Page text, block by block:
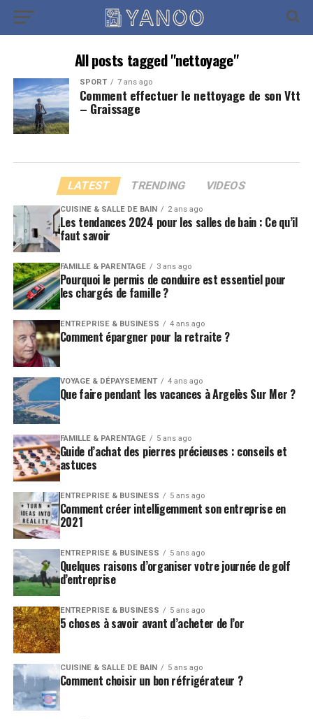
All posts tagged "nettoyage"
SPORT 7 ans ago
Comment effectuer le nettoyage de son Vtt
– Graissage
LATEST TRENDING VIDEOS
CUISINE & SALLE DE BAIN 2 ans ago
Les tendances 2024 pour les salles de bain : Ce qu’il
faut savoir
FAMILLE & PARENTAGE 3 ans ago
Pourquoi le permis de conduire est essentiel pour
les chargés de famille ?
ENTREPRISE & BUSINESS 4 ans ago
Comment épargner pour la retraite ?
VOYAGE & DÉPAYSEMENT 4 ans ago
Que faire pendant les vacances à Argelès Sur Mer ?
FAMILLE & PARENTAGE 5 ans ago
Guide d’achat des pierres précieuses : conseils et
astuces
ENTREPRISE & BUSINESS 5 ans ago
Comment créer intelligemment son entreprise en
2021
ENTREPRISE & BUSINESS 5 ans ago
Quelques raisons d’organiser votre journée de golf
d’entreprise
ENTREPRISE & BUSINESS 5 ans ago
5 choses à savoir avant d’acheter de l’or
CUISINE & SALLE DE BAIN 5 ans ago
Comment choisir un bon réfrigérateur ?